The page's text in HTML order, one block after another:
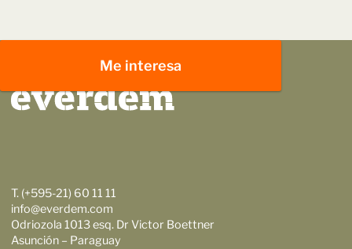
Me interesa
T. (+595-21) 60 11 11
info@everdem.com
Odriozola 1013 esq. Dr Victor Boettner
Asunción – Paraguay